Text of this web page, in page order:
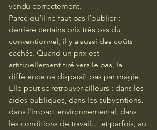
vendu correctement.
Parce qu’il ne faut pas l’oublier :
derrière certains prix très bas du
conventionnel, il y a aussi des coûts
cachés. Quand un prix est
artificiellement tiré vers le bas, la
différence ne disparaît pas par magie.
Elle peut se retrouver ailleurs : dans les
aides publiques, dans les subventions,
dans l’impact environnemental, dans
les conditions de travail… et parfois, au